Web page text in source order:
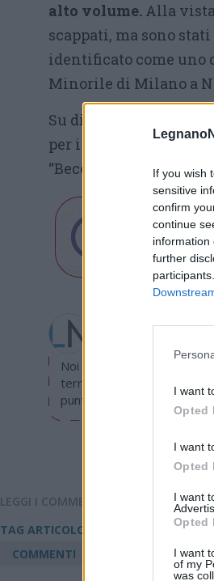
If you wish
sensitive
confirm
continue
information
further
I want
Opted
I want
Opted
I want
Opted
I want
of my
was
alto volume. Alla
scappati, ma sono
identificato come uno
Minorile di Milano a
Su disposizione della
per i minorenni, il
“Beccaria”.
Noi della redazione di
territorio e cerchiamo di
puntuale.
LEGGI I COMMENTI
TAG ARTICOLO
COMMENTI